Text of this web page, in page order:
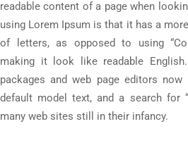
readable content of a page when
using Lorem Ipsum is that it has a
of letters, as opposed to using
making it look like readable
packages and web page editors
default model text, and a search for
many web sites still in their infancy.